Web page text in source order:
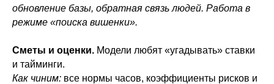
обновление базы, обратная связь людей. Работа в
режиме «поиска вишенки».
Сметы и оценки. Модели любят «угадывать» ставки
и тайминги.
Как чиним: все нормы часов, коэффициенты рисков и